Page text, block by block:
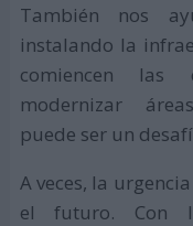
También nos
instalando la
comiencen las
modernizar
puede ser un
A veces, la
el futuro. Con